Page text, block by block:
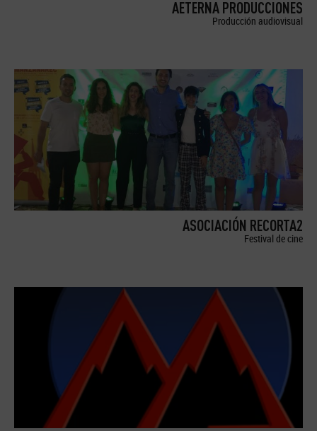
AETERNA PRODUCCIONES
Producción audiovisual
ASOCIACIÓN RECORTA2
Festival de cine